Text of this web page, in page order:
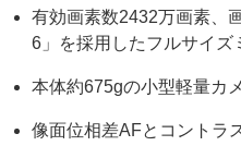
有効画素数2432万画素、
6」を採用したフルサイズ
本体約675gの小型軽量カ
像面位相差AFとコントラ